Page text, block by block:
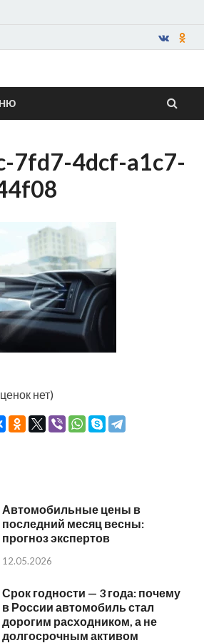
ForPost —
Авто
7fd7-4dcf-a1c7-
нет)
Автомобильные цены в
последний месяц весны:
прогноз экспертов
12.05.2026
Срок годности — 3 года: почему
в России автомобиль стал
дорогим расходником, а не
долгосрочным активом